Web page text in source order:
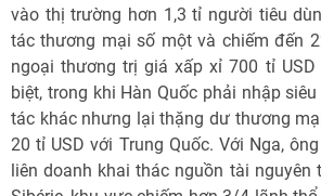
vào thị trường hơn 1,3 tỉ người tiêu
tác thương mại số một và chiếm đến
ngoại thương trị giá xấp xỉ 700 tỉ
biệt, trong khi Hàn Quốc phải nhập
tác khác nhưng lại thặng dư thương
20 tỉ USD với Trung Quốc. Với Nga,
liên doanh khai thác nguồn tài nguyên